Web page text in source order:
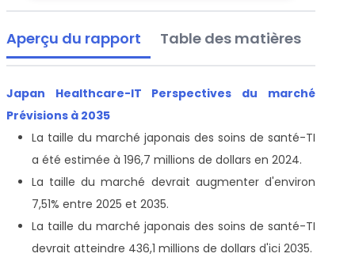
Aperçu du rapport Table des matières
Japan Healthcare-IT Perspectives du marché
Prévisions à 2035
La taille du marché japonais des soins de santé-TI
a été estimée à 196,7 millions de dollars en 2024.
La taille du marché devrait augmenter d'environ
7,51% entre 2025 et 2035.
La taille du marché japonais des soins de santé-TI
devrait atteindre 436,1 millions de dollars d'ici 2035.